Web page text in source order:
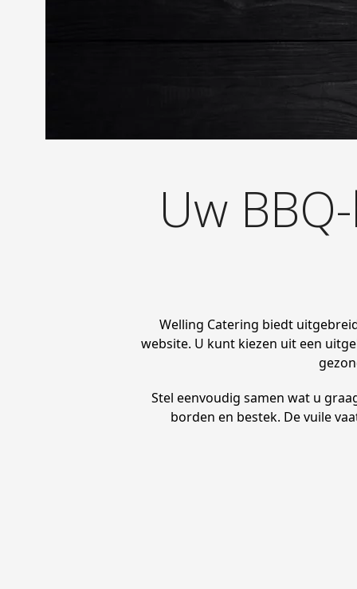
Uw
Welling Catering biedt
website. U kunt kiezen uit een
Stel eenvoudig samen wat u
borden en bestek. De vuile